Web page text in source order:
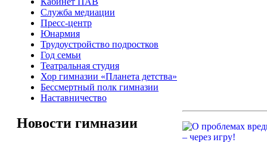
Служба медиации
Пресс-центр
Юнармия
Трудоустройство подростков
Год семьи
Театральная студия
Хор гимназии «Планета детства»
Бессмертный полк гимназии
Наставничество
Новости гимназии